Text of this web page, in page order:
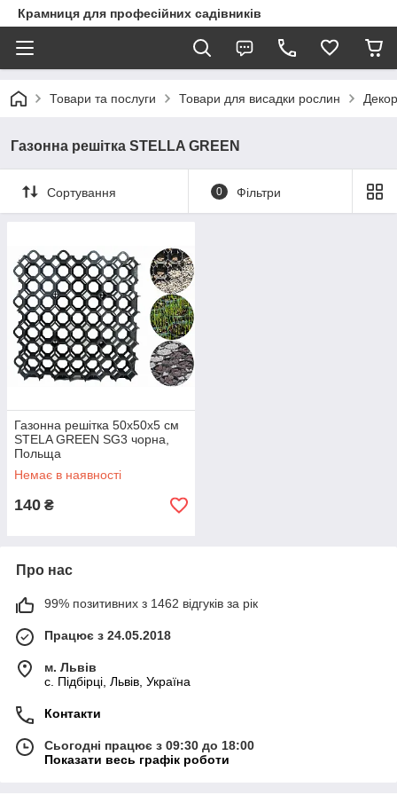
Крамниця для професійних садівників
Товари та послуги Товари для висадки рослин
Газонна решітка STELLA GREEN
Сортування 0 Фільтри
Газонна решітка 50х50х5 см
STELA GREEN SG3 чорна,
Польща
Немає в наявності
140 ₴
Про нас
99% позитивних з 1462 відгуків за рік
Працює з 24.05.2018
м. Львів
c. Підбірці, Львів, Україна
Контакти
Сьогодні працює з 09:30 до 18:00
Показати весь графік роботи